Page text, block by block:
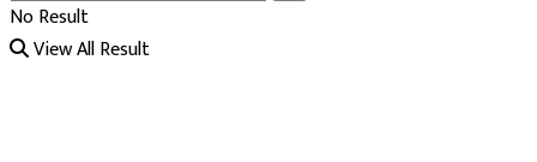
No Result
View All Result